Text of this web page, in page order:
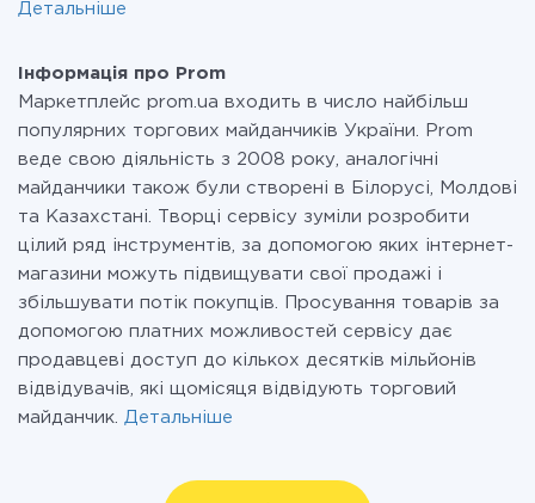
Детальніше
Інформація про Prom
Маркетплейс prom.ua входить в число найбільш
популярних торгових майданчиків України. Prom
веде свою діяльність з 2008 року, аналогічні
майданчики також були створені в Білорусі, Молдові
та Казахстані. Творці сервісу зуміли розробити
цілий ряд інструментів, за допомогою яких інтернет-
магазини можуть підвищувати свої продажі і
збільшувати потік покупців. Просування товарів за
допомогою платних можливостей сервісу дає
продавцеві доступ до кількох десятків мільйонів
відвідувачів, які щомісяця відвідують торговий
майданчик. Детальніше